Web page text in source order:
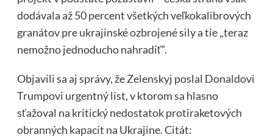
dodávala až 50 percent všetkých veľkokalibrových
granátov pre ukrajinské ozbrojené sily a tie „teraz
nemožno jednoducho nahradiť“.
Objavili sa aj správy, že Zelenskyj poslal Donaldovi
Trumpovi urgentný list, v ktorom sa hlasno
sťažoval na kritický nedostatok protiraketových
obranných kapacít na Ukrajine. Citát: